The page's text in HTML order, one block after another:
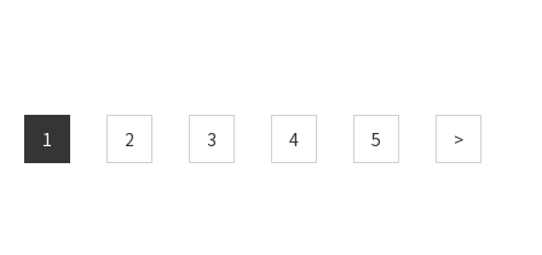
1 2 3 4 5 >